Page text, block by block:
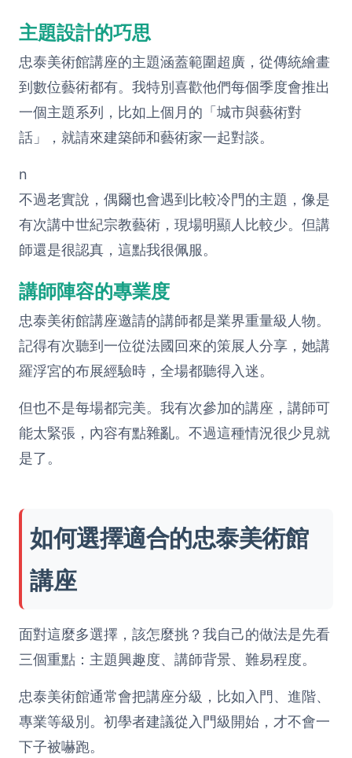
主題設計的巧思
忠泰美術館講座的主題涵蓋範圍超廣，從傳統繪畫
到數位藝術都有。我特別喜歡他們每個季度會推出
一個主題系列，比如上個月的「城市與藝術對
話」，就請來建築師和藝術家一起對談。
n
不過老實說，偶爾也會遇到比較冷門的主題，像是
有次講中世紀宗教藝術，現場明顯人比較少。但講
師還是很認真，這點我很佩服。
講師陣容的專業度
忠泰美術館講座邀請的講師都是業界重量級人物。
記得有次聽到一位從法國回來的策展人分享，她講
羅浮宮的布展經驗時，全場都聽得入迷。
但也不是每場都完美。我有次參加的講座，講師可
能太緊張，內容有點雜亂。不過這種情況很少見就
是了。
如何選擇適合的忠泰美術館
講座
面對這麼多選擇，該怎麼挑？我自己的做法是先看
三個重點：主題興趣度、講師背景、難易程度。
忠泰美術館通常會把講座分級，比如入門、進階、
專業等級別。初學者建議從入門級開始，才不會一
下子被嚇跑。